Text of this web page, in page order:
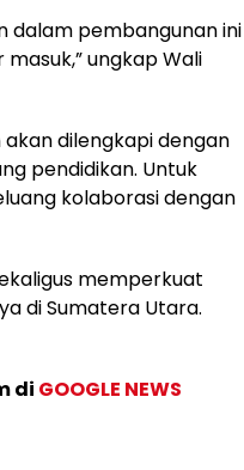
dalam pembangunan ini
ungkap Wali
dilengkapi dengan
pendidikan. Untuk
kolaborasi dengan
memperkuat
di Sumatera Utara.
di GOOGLE NEWS